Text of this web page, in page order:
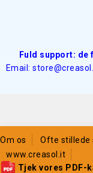
Fuld support:
Email:
Om os
Ofte stillede
www.creasol.it
Tjek vores PDF-